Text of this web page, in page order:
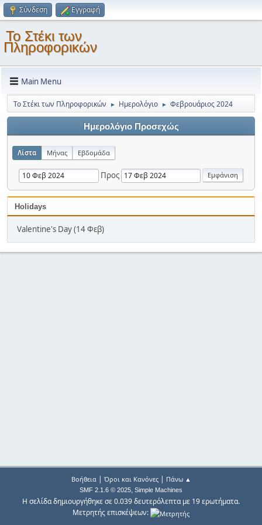
Σύνδεση Εγγραφή
Το Στέκι των
Πληροφορικών
Main Menu
Το Στέκι των Πληροφορικών ► Ημερολόγιο ► Φεβρουάριος 2024
Ημερολόγιο Προσεχώς
Λίστα Μήνας Εβδομάδα
Προς
Holidays
Valentine's Day (14 Φεβ)
Βοήθεια| Όροι και Κανόνες| Πάνω ▲
SMF 2.1.6 © 2025, Simple Machines
Η σελίδα δημιουργήθηκε σε 0.039 δευτερόλεπτα με 19 ερωτήματα.
Μετρητής επισκέψεων: